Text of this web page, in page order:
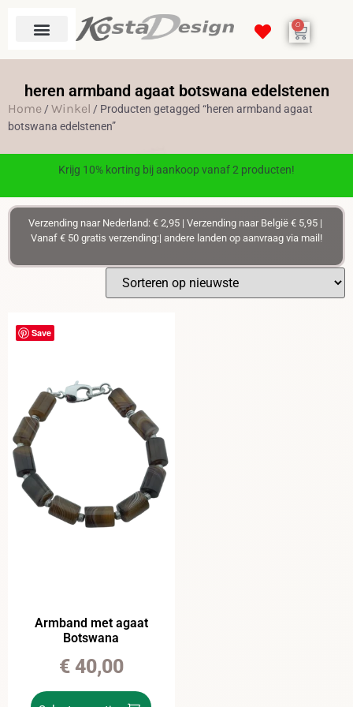
0
heren armband agaat botswana edelstenen
Home /Winkel / Producten getagged “heren armband agaat
botswana edelstenen”
Krijg 10% korting bij aankoop vanaf 2 producten!
Verzending naar Nederland: € 2,95 | Verzending naar België € 5,95 |
Vanaf € 50 gratis verzending:| andere landen op aanvraag via mail!
Save
Armband met agaat
Botswana
€40,00